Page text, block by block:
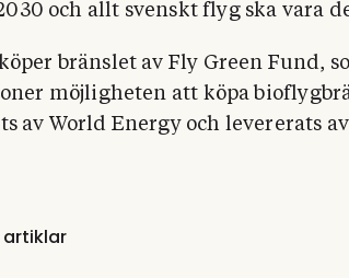
och allt svenskt flyg ska vara
bränslet av Fly Green Fund,
möjligheten att köpa
av World Energy och levererats
artiklar